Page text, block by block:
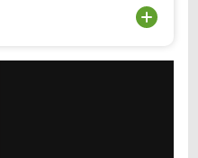
++
: carte d’identité
depuis moins de 5
(valide ou périmé